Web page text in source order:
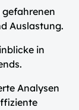
Auslastung.
in
Analysen